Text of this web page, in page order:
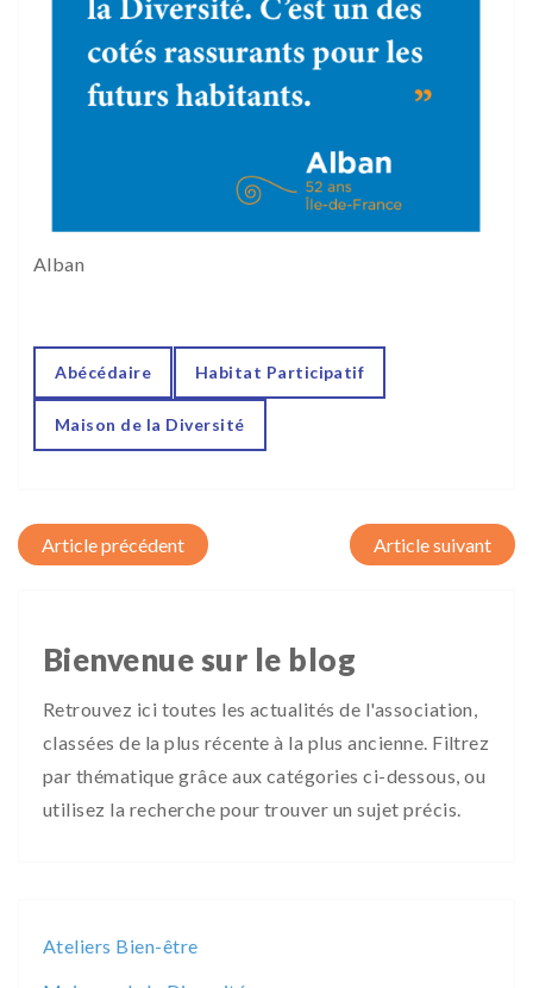
Alban
Abécédaire Habitat Participatif
Maison de la Diversité
Post navigation
Bienvenue sur le blog
Retrouvez ici toutes les actualités de l'association,
classées de la plus récente à la plus ancienne. Filtrez
par thématique grâce aux catégories ci-dessous, ou
utilisez la recherche pour trouver un sujet précis.
Ateliers Bien-être